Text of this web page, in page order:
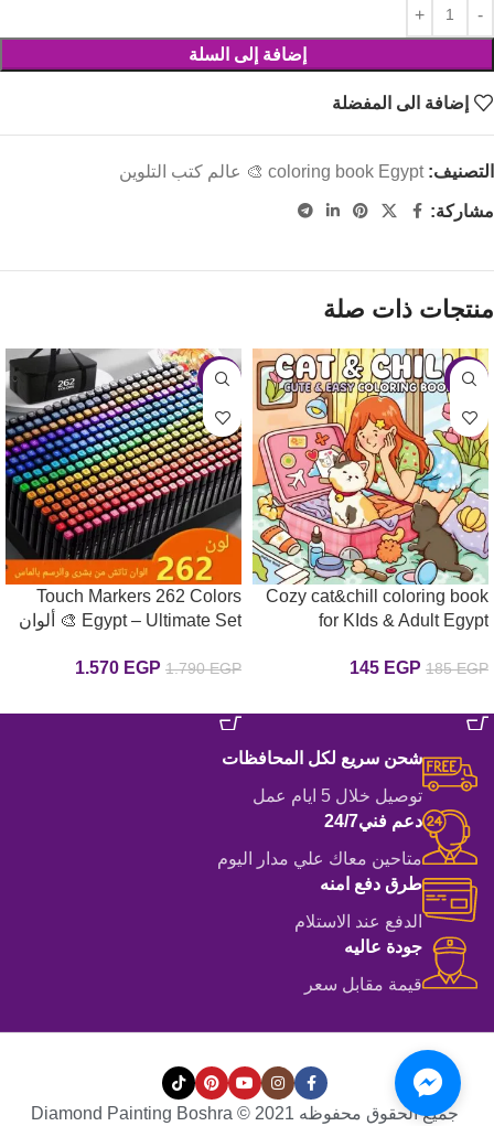
إضافة إلى السلة
إضافة الى المفضلة
التصنيف: coloring book Egypt 🎨 عالم كتب التلوين
مشاركة:
منتجات ذات صلة
-22%
Cozy cat&chill coloring book
for KIds & Adult Egypt
Egypt كتاب التلوين كوزي الترا185EGP
145 EGP
-12%
Touch Markers 262 Colors
Egypt – Ultimate Set 🎨 ألوان
1.790EGP
1.570 EGP
شحن سريع لكل المحافظات
توصيل خلال 5 ايام عمل
دعم فني24/7
متاحين معاك علي مدار اليوم
طرق دفع امنه
الدفع عند الاستلام
جودة عاليه
قيمة مقابل سعر
جميع الحقوق محفوظه Diamond Painting Boshra © 2021